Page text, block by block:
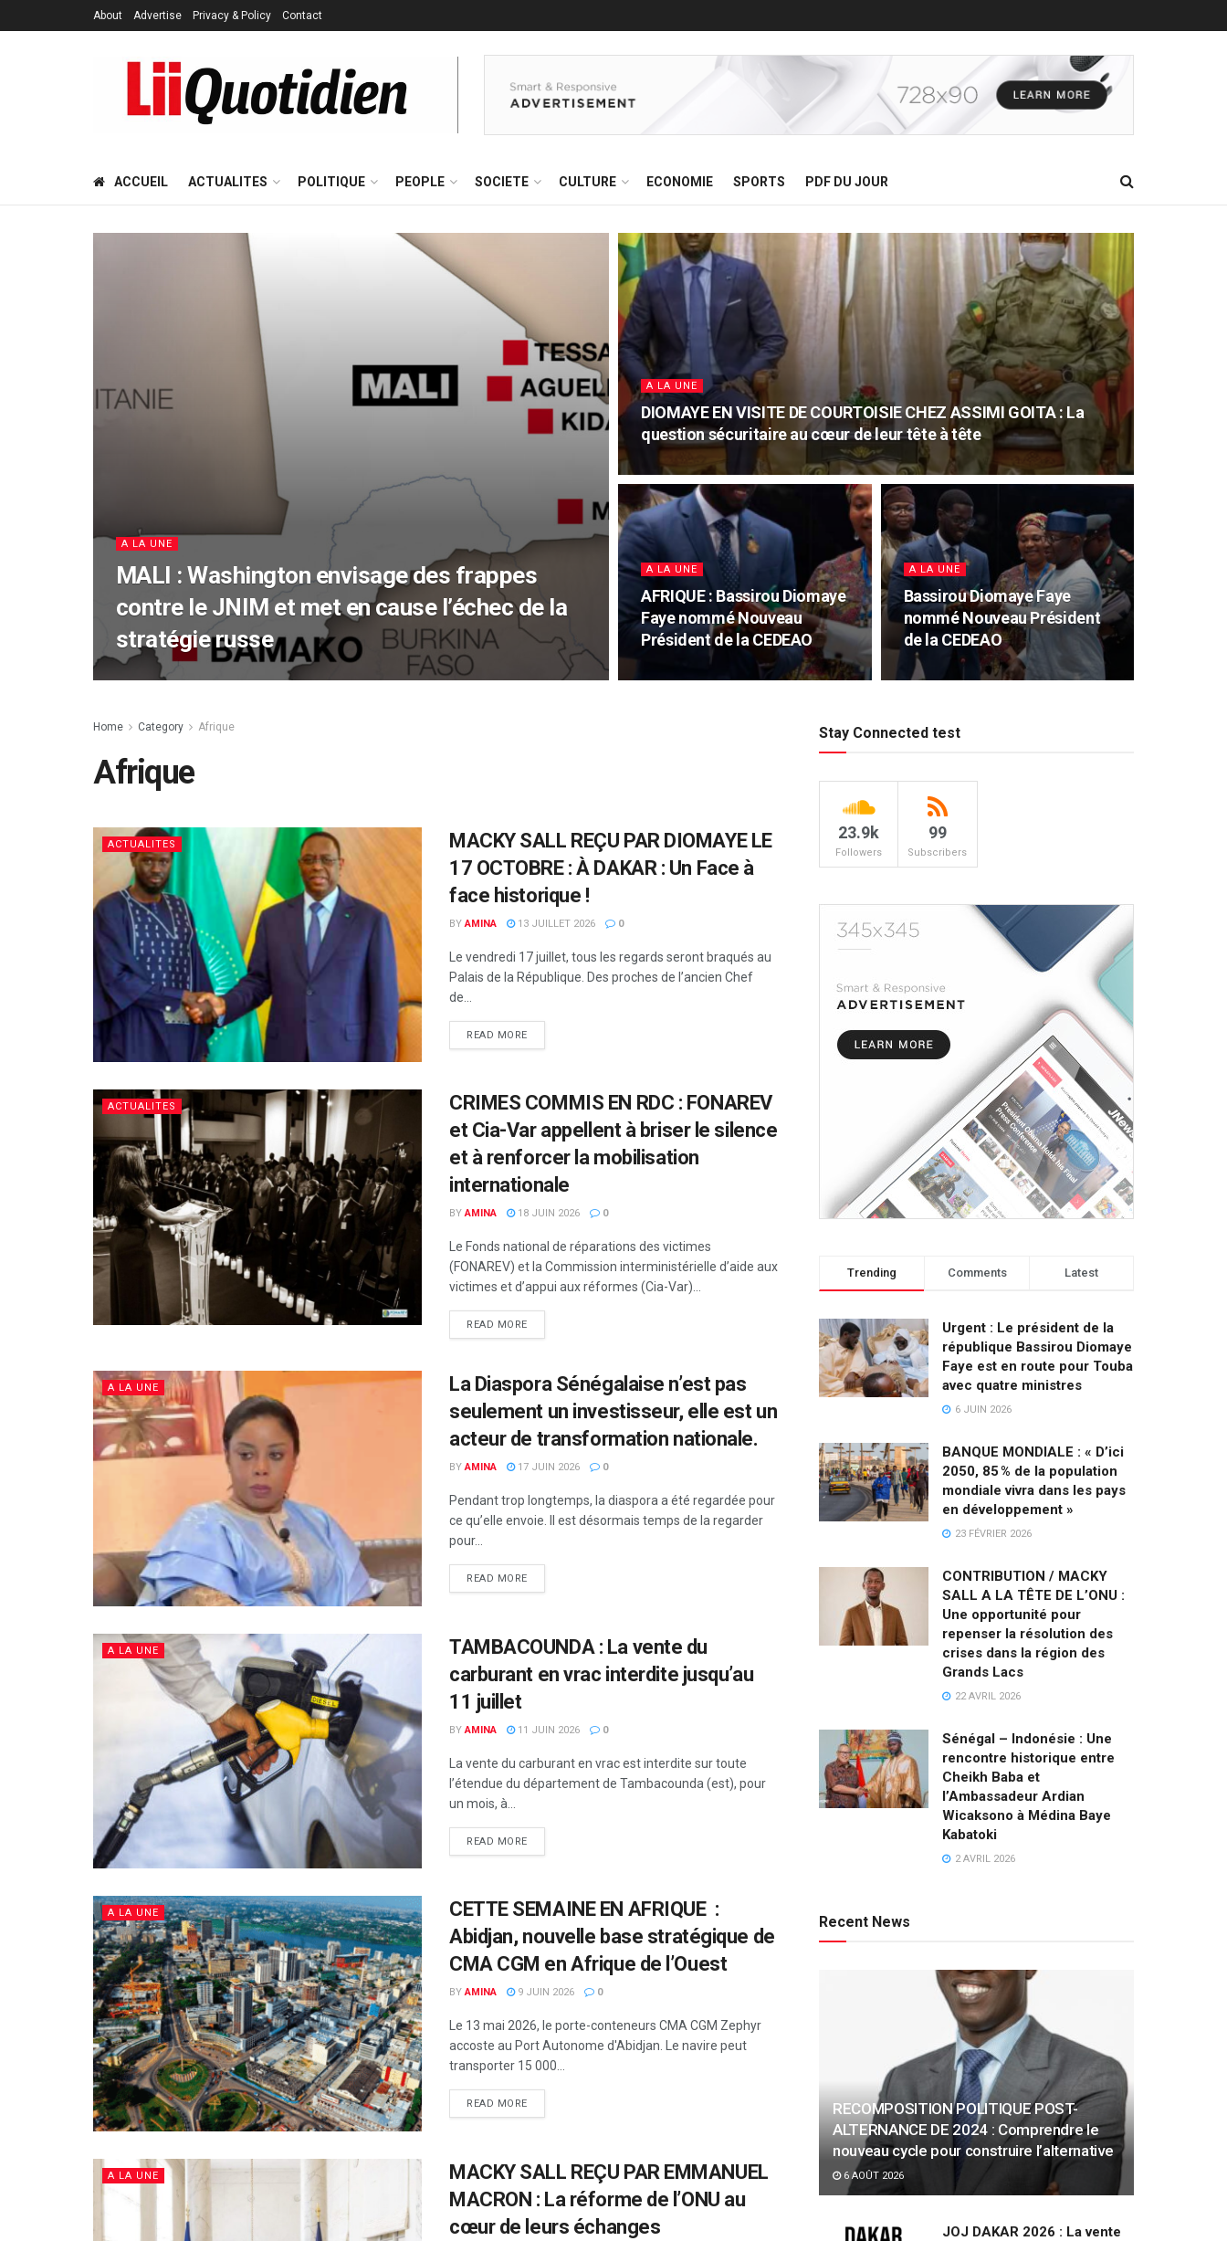
About Advertise Privacy & Policy Contact
ACCUEIL ACTUALITES POLITIQUE PEOPLE SOCIETE CULTURE ECONOMIE SPORTS PDF DU JOUR
A LA UNE
MALI : Washington envisage des frappes
contre le JNIM et met en cause l’échec de la
stratégie russe
A LA UNE
DIOMAYE EN VISITE DE COURTOISIE CHEZ ASSIMI GOITA : La
question sécuritaire au cœur de leur tête à tête
A LA UNE
AFRIQUE : Bassirou Diomaye
Faye nommé Nouveau
Président de la CEDEAO
A LA UNE
Bassirou Diomaye Faye
nommé Nouveau Président
de la CEDEAO
Home Category Afrique
Afrique
ACTUALITES
MACKY SALL REÇU PAR DIOMAYE LE
17 OCTOBRE : À DAKAR : Un Face à
face historique !
BY AMINA 13 JUILLET 2026 0
Le vendredi 17 juillet, tous les regards seront braqués au
Palais de la République. Des proches de l’ancien Chef
de...
READ MORE
ACTUALITES
CRIMES COMMIS EN RDC : FONAREV
et Cia-Var appellent à briser le silence
et à renforcer la mobilisation
internationale
BY AMINA 18 JUIN 2026 0
Le Fonds national de réparations des victimes
(FONAREV) et la Commission interministérielle d’aide aux
victimes et d’appui aux réformes (Cia-Var)...
READ MORE
A LA UNE
La Diaspora Sénégalaise n’est pas
seulement un investisseur, elle est un
acteur de transformation nationale.
BY AMINA 17 JUIN 2026 0
Pendant trop longtemps, la diaspora a été regardée pour
ce qu’elle envoie. Il est désormais temps de la regarder
pour...
READ MORE
A LA UNE
TAMBACOUNDA : La vente du
carburant en vrac interdite jusqu’au
11 juillet
BY AMINA 11 JUIN 2026 0
La vente du carburant en vrac est interdite sur toute
l’étendue du département de Tambacounda (est), pour
un mois, à...
READ MORE
A LA UNE
CETTE SEMAINE EN AFRIQUE :
Abidjan, nouvelle base stratégique de
CMA CGM en Afrique de l’Ouest
BY AMINA 9 JUIN 2026 0
Le 13 mai 2026, le porte-conteneurs CMA CGM Zephyr
accoste au Port Autonome d'Abidjan. Le navire peut
transporter 15 000...
READ MORE
A LA UNE
MACKY SALL REÇU PAR EMMANUEL
MACRON : La réforme de l’ONU au
cœur de leurs échanges
Stay Connected test
23.9k
Followers
99
Subscribers
Trending Comments Latest
Urgent : Le président de la
république Bassirou Diomaye
Faye est en route pour Touba
avec quatre ministres
6 JUIN 2026
BANQUE MONDIALE : « D’ici
2050, 85 % de la population
mondiale vivra dans les pays
en développement »
23 FÉVRIER 2026
CONTRIBUTION / MACKY
SALL A LA TÊTE DE L’ONU :
Une opportunité pour
repenser la résolution des
crises dans la région des
Grands Lacs
22 AVRIL 2026
Sénégal – Indonésie : Une
rencontre historique entre
Cheikh Baba et
l’Ambassadeur Ardian
Wicaksono à Médina Baye
Kabatoki
2 AVRIL 2026
Recent News
RECOMPOSITION POLITIQUE POST-
ALTERNANCE DE 2024 : Comprendre le
nouveau cycle pour construire l’alternative
6 AOÛT 2026
JOJ DAKAR 2026 : La vente